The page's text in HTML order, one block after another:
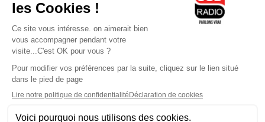
olympique-et-lyonnais.com
L'application Iphone / Android
Téléchargez l'application
Les cookies
Gestion des cookies